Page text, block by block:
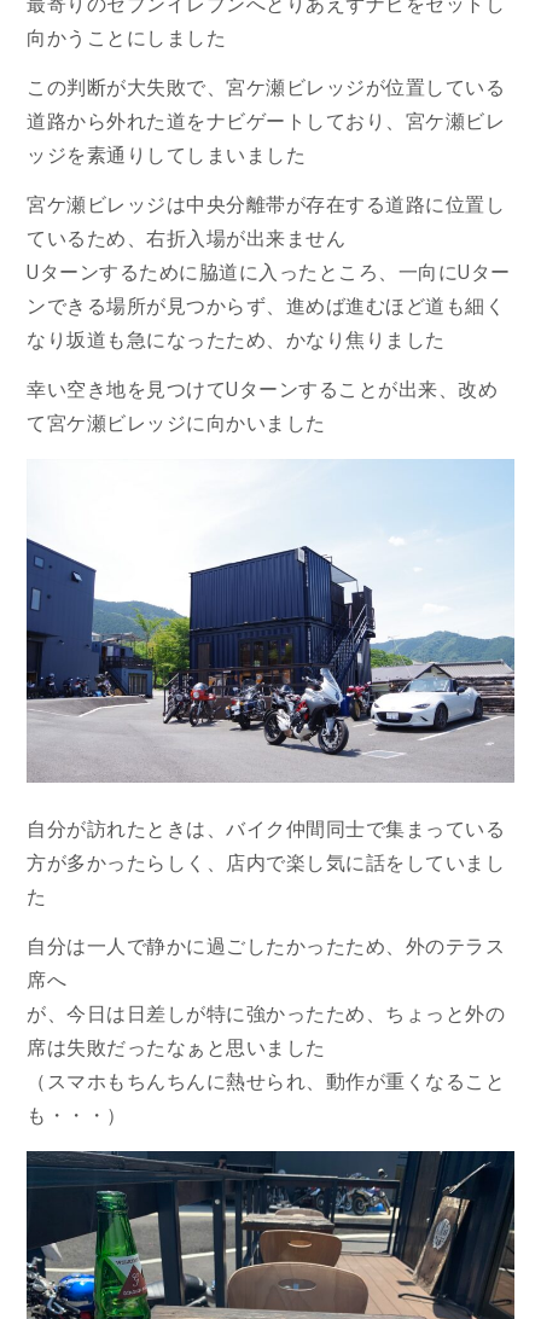
向かうことにしました
この判断が大失敗で、宮ケ瀬ビレッジが位置している
道路から外れた道をナビゲートしており、宮ケ瀬ビレ
ッジを素通りしてしまいました
宮ケ瀬ビレッジは中央分離帯が存在する道路に位置し
ているため、右折入場が出来ません
Uターンするために脇道に入ったところ、一向にUター
ンできる場所が見つからず、進めば進むほど道も細く
なり坂道も急になったため、かなり焦りました
幸い空き地を見つけてUターンすることが出来、改め
て宮ケ瀬ビレッジに向かいました
自分が訪れたときは、バイク仲間同士で集まっている
方が多かったらしく、店内で楽し気に話をしていまし
た
自分は一人で静かに過ごしたかったため、外のテラス
席へ
が、今日は日差しが特に強かったため、ちょっと外の
席は失敗だったなぁと思いました
（スマホもちんちんに熱せられ、動作が重くなること
も・・・）